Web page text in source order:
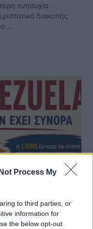
Process My
to third parties, or
information for
the below opt-out
ανησυχία
διακοπής
...